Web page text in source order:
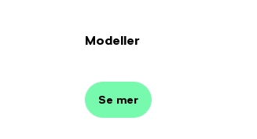
Modeller
Se mer